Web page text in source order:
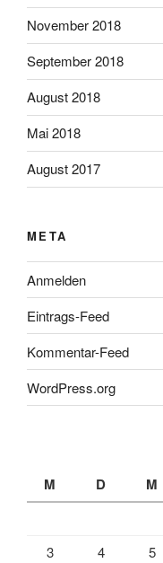
November 2018
September 2018
August 2018
Mai 2018
August 2017
META
Anmelden
Eintrags-Feed
Kommentar-Feed
WordPress.org
M D M
3
4 5